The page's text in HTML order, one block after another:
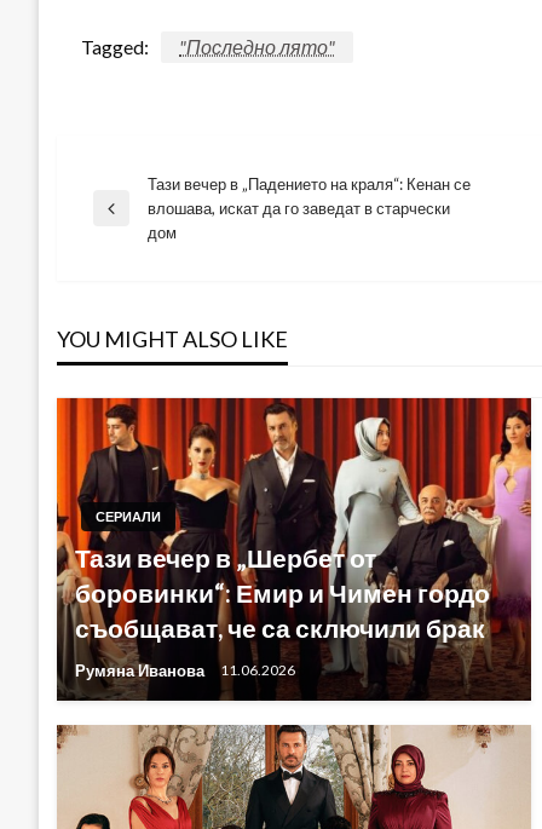
Tagged: "Последно лято"
Навигация
Previous
Тази вечер в „Падението на краля“: Кенан се
влошава, искат да го заведат в старчески
дом
YOU MIGHT ALSO LIKE
СЕРИАЛИ
Тази вечер в „Шербет от
боровинки“: Емир и Чимен гордо
съобщават, че са сключили брак
Румяна Иванова 11.06.2026